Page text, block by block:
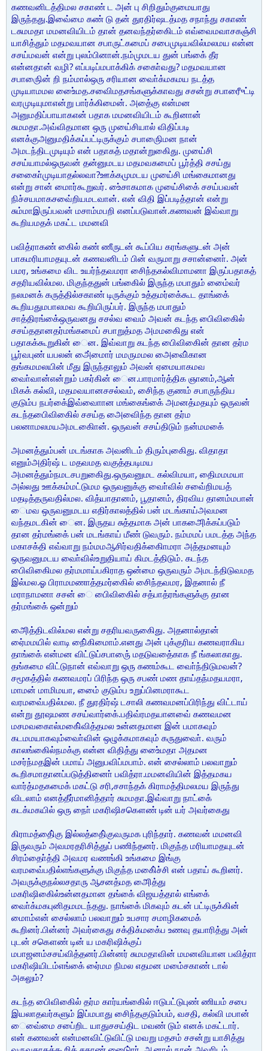
கணவனிடத்திமல சகாண் ட அன் பு சிறிதும்குமையாது
இருந்தது.இவை்மை கண் டு தன் துரதிர்ஷடத்மத சநாந்து சகாண்
டசுமமதா மமனவியிடம் தான் தனவந்தர்கைிடம் எவ்வைமவாசகஞ்சி
யாசித்தும் மதமவயான சபாருட்கமைப் சபைமுடியவில்மலமய என்ன
சசய்மவன் என்று புலம்பினான்.நம்முமடய துன் பங்கை் தீர
என்னதான் வழி? எப்படிப்மபாக்கிக் சகாை்வது? மதமவயான
சபாருைின் றி நம்மால்ஒரு சரியான வாை்க்மகமய நடத்த
முடியாமமல உை்ைமத.சவைிமதசங்களுக்காவது சசன்று சபாருைீட்டி
வரமுடியுமாஎன்று பார்க்கிமைன். அதை்கு என்மன
அனுமதிப்பாயாகஎன் பதாக மமனவியிடம் கூறினான்
சுமமதா.அவ்விதமான ஒரு முயை்சியால் விதிப்படி
எனக்குஅனுமதிக்கப்பட்டிருக்கும் சபாருைிமன நான்
அமடந்திடமுடியும் என் பதாகத் மதான்றுகிைது. முயை்சி
சசய்யாமல்ஒருவன் தன்னுமடய மதமவகமைப் பூர்த்தி சசய்து
சகாை்ைமுடியாதல்லவா?ஊக்கமுமடய முயை்சி மங்கைமானது
என்று சான் மைார்கூறுவர். உை்சாகமாக முயை்சிகை் சசய்பவன்
நிச்சயமாகசவை்றியமடவான். என் விதி இப்படித்தான் என்று
சும்மாஇருப்பவன் மசாம்மபறி எனப்படுவான்.கணவன் இவ்வாறு
கூறியமதக் மகட்ட மமனவி
பவித்ராகண் கைில் கண் ணீருடன் கூப்பிய கரங்களுடன் அன்
பாகமரியாமதயுடன் கணவனிடம் பின் வருமாறு சசான்னாை். அன்
பமர, உங்கமை விட உயர்ந்தவமரா சிைந்தகல்விமாமனா இருப்பதாகத்
சதரியவில்மல. மிகுந்ததுன் பங்கைில் இருந்த மபாதும் மை்ைவர்
நலமனக் கருத்தில்சகாண் டிருக்கும் உத்தமர்கை்கூட தாங்கை்
கூறியதுமபாலமவ கூறியிருப்பர். இருந்த மபாதும்
சாத்திரங்கை்ஒருவனது சசல்வ வைம் அவன் கடந்த பிைவிகைில்
சசய்ததானதர்மங்கமைப் சபாறுத்மத அமமகிைது என்
பதாகக்கூறுகின் ைன. இவ்வாறு கடந்த பிைவிகைின் தான தர்ம
பூர்வபுண் யபலன் அை்மைார் மமருமமல அைவிை்கான
தங்கமமலயின் மீது இருந்தாலும் அவன் ஏமையாகமவ
வாை்வான்என்றும் பகர்கின் ைன.பாரமார்த்திக ஞானம்,ஆன்
மிகக் கல்வி, மதமவயானசசல்வம், சிைந்த குணம் சபாருந்திய
குடும்ப நபர்கை்இவ்வாைான மங்கைங்கை் அமனத்மதயும் ஒருவன்
கடந்தபிைவிகைில் சசய்த அைவிைந்த தான தர்ம
பலனாமலமயஅமடகிைான். ஒருவன் சசய்திடும் நன்மமகை்
அமனத்தும்பன் மடங்காக அவனிடம் திரும்புகிைது. விதாதா
எனும்அதிர்ஷ் ட மதவமத வகுத்தபடிமய
அமனத்தும்நமடசபறுகிைது.ஒருவனுமட கல்விமயா, திைமமமயா
அல்லது ஊக்கம்மட்டுமம ஒருவனுக்கு வாை்வில் சவை்றிமயத்
மதடித்தருவதில்மல. வித்யாதானம், பூதானம், திரவிய தானம்மபான்
ைமவ ஒருவனுமடய எதிர்காலத்தில் பன் மடங்காய்அவமன
வந்தமடகின் ைன. இருதய சுத்தமாக அன் பாகஅைிக்கப்படும்
தான தர்மங்கை் பன் மடங்காய் மீண் டுவரும். நம்மமப் பமடத்த அந்த
மகாசக்தி எவ்வாறு நம்மமஆசிர்வதிக்கிைாமரா அத்தமனயும்
ஒருவனுமடய வாை்வில்உறுதியாய் கிமடத்திடும். கடந்த
பிைவிகைிமல தர்மமாய்பகிராத ஒன்மை ஒருவரும் அமடந்திடுவமத
இல்மல.ஓ பிராமமணாத்தமர்கைில் சிைந்தவமர, இதனால் நீ
மராநாமனா சசன் ை பிைவிகைில் சத்பாத்ரங்களுக்கு தான
தர்மங்கை் ஒன்றும்
அைித்திடவில்மல என்று சதரியவருகிைது. அதனால்தான்
ஏை்மமயில் வாடி நிை்கிமைாம்.எனது அன் புக்குரிய கணவராகிய
தாங்கை் என்மன விட்டுப்சபாருை் மதடுவதை்காக நீ ங்கலாகாது.
தங்கமை விட்டுநான் எவ்வாறு ஒரு கணம்கூட வாை்ந்திடுமவன்?
சமூகத்தில் கணவமரப் பிரிந்த ஒரு சபண் மண தாய்தந்மதயமரா,
மாமன் மாமிமயா, மை்ை குடும்ப உறுப்பினமராகூட
வரமவை்பதில்மல. நீ துரதிர்ஷ் டசாலி கணவமனப்பிரிந்து விட்டாய்
என்று தூஷமண சசய்வார்கை்.பதிவ்ரமதயானவை் கணவமன
மசமவகைால்மகிை்வித்தமல உன்னதமான இன் பமாகவும்
கடமமயாகவும்வாை்வின் ஒழுக்கமாகவும் கருதுவாை். வரும்
காலங்கைில்நமக்கு என்ன விதித்து உை்ைமதா அதமன
மசர்ந்மதஇன் பமாய் அனுபவிப்மபாம். என் சைல்லாம் பலவாறும்
கூறிசமாதானப்படுத்தினாை் பவித்ரா.மமனவியின் இத்தமகய
வார்த்மதகமைக் மகட்டு சரி,சசாந்தக் கிராமத்திமலமய இருந்து
விடலாம் எனத்தீர்மானித்தார் சுமமதா.இவ்வாறு நாட்கை்
கடக்மகயில் ஒரு நாை் மகரிஷிசகௌண் டின் யர் அவர்கைது
கிராமத்திை்கு இல்லத்திை்குவருமக புரிந்தார். கணவன் மமனவி
இருவரும் அவமரதரிசித்துப் பணிந்தனர். மிகுந்த மரியாமதயுடன்
சிரம்தாை்த்தி அவமர வணங்கி உங்கமை இங்கு
வரமவை்பதில்எங்களுக்கு மிகுந்த மகிை்ச்சி என் பதாய் கூறினர்.
அவருக்குநல்லசதாரு ஆசனத்மத அைித்து
மகரிஷிகைில்உன்னதமான தங்கை் விஜயத்தால் எங்கை்
வாை்க்மகபுனிதமமடந்தது. நாங்கை் மிகவும் கடன் பட்டிருக்கின்
மைாம்என் சைல்லாம் பலவாறும் உபசார சமாழிகமைக்
கூறினர்.பின்னர் அவர்கைது சக்திக்மகை்ப உணவு தயாரித்து அன்
புடன் சகௌண் டின் ய மகரிஷிக்குப்
மபாஜனம்சசய்வித்தனர்.பின்னர் சுமமதாவின் மமனவியான பவித்ரா
மகரிஷியிடம்எங்கை் ஏை்மம நிமல எதமன மமை்சகாண் டால்
அகலும்?
கடந்த பிைவிகைில் தர்ம கார்யங்கைில் ஈடுபட்டுபுண் ணியம் சபை
இயலாதவர்களும் இப்மபாது சிைந்தகுடும்பம், வசதி, கல்வி மபான்
ைவை்மை சபை்றிட யாதுசசய்திட மவண் டும் எனக் மகட்டார்.
என் கணவன் என்மனவிட்டுவிட்டு மவறு மதசம் சசன்று யாசித்து